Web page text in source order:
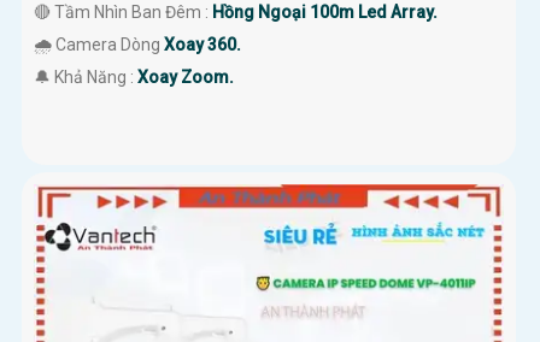
🔴 Tầm Nhìn Ban Đêm : Hồng Ngoại 100m Led Array.
🌧️ Camera Dòng Xoay 360.
️🔔 Khả Năng : Xoay Zoom.